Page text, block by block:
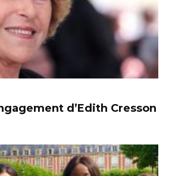
d’Edith Cresson